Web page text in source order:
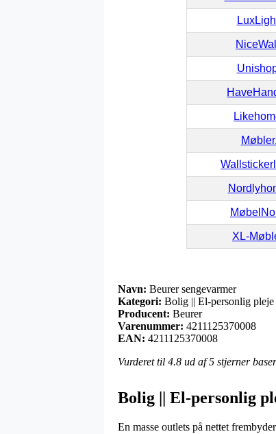
XL-
Navn: Beurer sengevarmer
Kategori: Bolig || El-personlig
Producent: Beurer
Varenummer: 4211125370008
EAN: 4211125370008
Vurderet til 4.8 ud af 5 stjerner
Bolig || El-personlig
En masse outlets på nettet